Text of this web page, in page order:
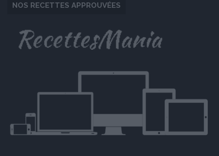
NOS RECETTES APPROUVÉES